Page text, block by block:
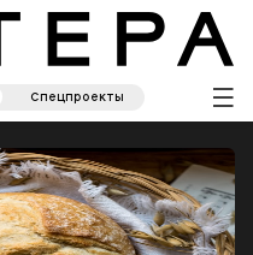
Спецпроекты